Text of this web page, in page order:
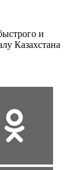
и
Казахстана